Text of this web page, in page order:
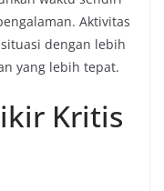
Aktivitas
dengan lebih
yang lebih tepat.
Kritis